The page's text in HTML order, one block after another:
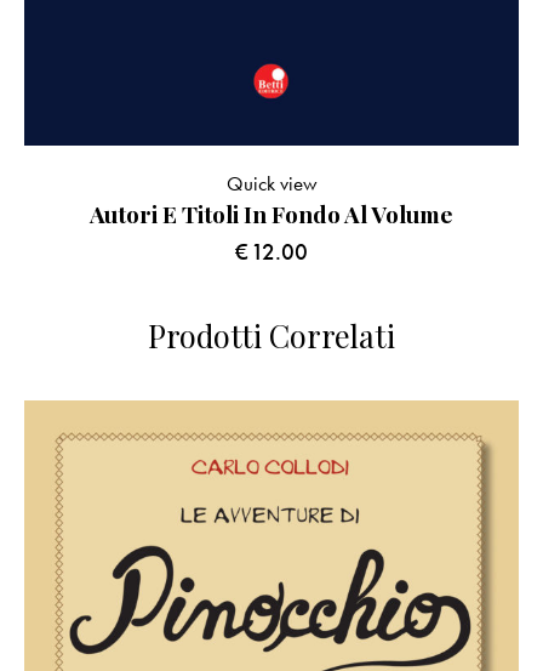
Autori E Titoli In Fondo Al Volume
€12.00
Quick view
Prodotti Correlati